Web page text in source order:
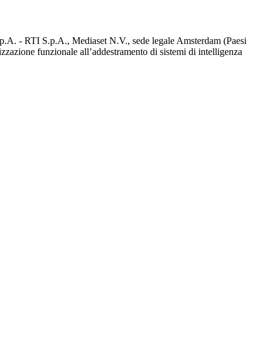
- RTI S.p.A., Mediaset N.V., sede legale Amsterdam (Paesi
funzionale all’addestramento di sistemi di intelligenza